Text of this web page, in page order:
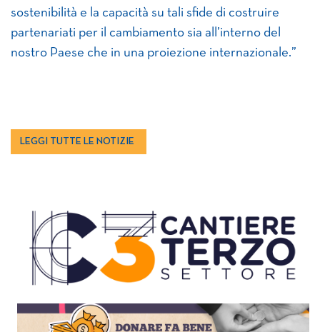
sostenibilità e la capacità su tali sfide di costruire
partenariati per il cambiamento sia all’interno del
nostro Paese che in una proiezione internazionale.”
LEGGI TUTTE LE NOTIZIE